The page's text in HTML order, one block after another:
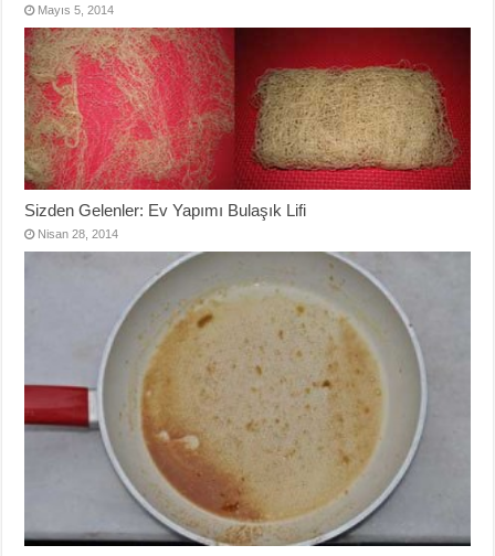
Mayıs 5, 2014
Sizden Gelenler: Ev Yapımı Bulaşık Lifi
Nisan 28, 2014